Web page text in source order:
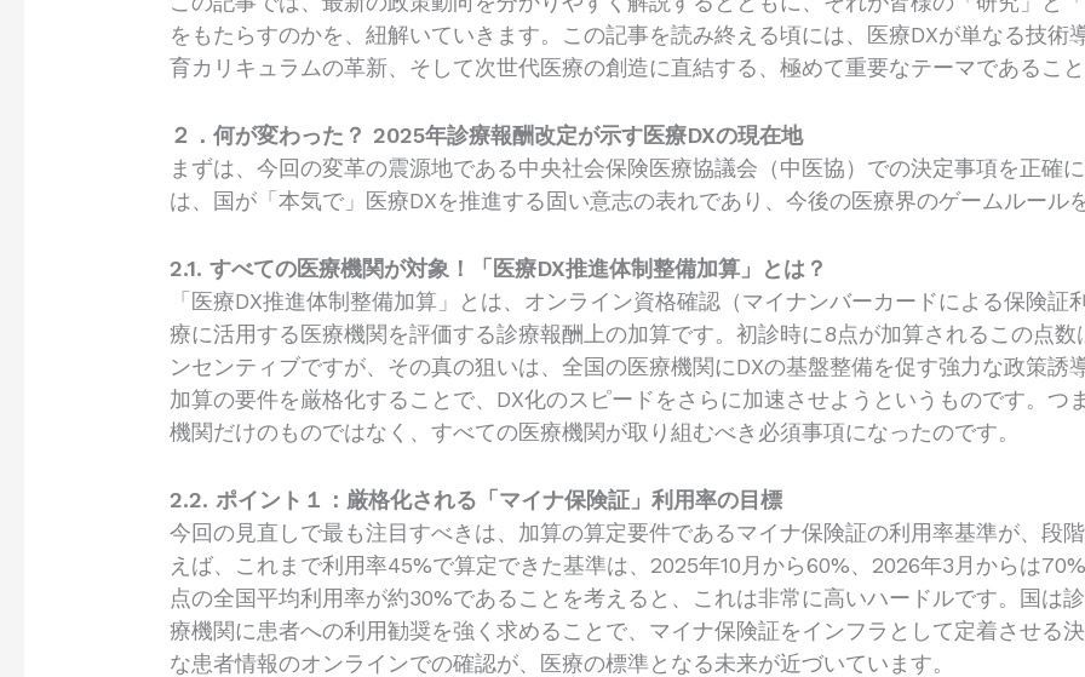
をもたらすのかを、紐解いていきます。この記事を読み終える頃には、医療DXが単なる技術
育カリキュラムの革新、そして次世代医療の創造に直結する、極めて重要なテーマであるこ
２．何が変わった？ 2025年診療報酬改定が示す医療DXの現在地
まずは、今回の変革の震源地である中央社会保険医療協議会（中医協）での決定事項を正確
は、国が「本気で」医療DXを推進する固い意志の表れであり、今後の医療界のゲームルール
2.1. すべての医療機関が対象！「医療DX推進体制整備加算」とは？
「医療DX推進体制整備加算」とは、オンライン資格確認（マイナンバーカードによる保険
療に活用する医療機関を評価する診療報酬上の加算です。初診時に8点が加算されるこの点
ンセンティブですが、その真の狙いは、全国の医療機関にDXの基盤整備を促す強力な政策誘
加算の要件を厳格化することで、DX化のスピードをさらに加速させようというものです。つ
機関だけのものではなく、すべての医療機関が取り組むべき必須事項になったのです。
2.2. ポイント１：厳格化される「マイナ保険証」利用率の目標
今回の見直しで最も注目すべきは、加算の算定要件であるマイナ保険証の利用率基準が、段
えば、これまで利用率45%で算定できた基準は、2025年10月から60%、2026年3月からは
点の全国平均利用率が約30%であることを考えると、これは非常に高いハードルです。国は
療機関に患者への利用勧奨を強く求めることで、マイナ保険証をインフラとして定着させる
な患者情報のオンラインでの確認が、医療の標準となる未来が近づいています。